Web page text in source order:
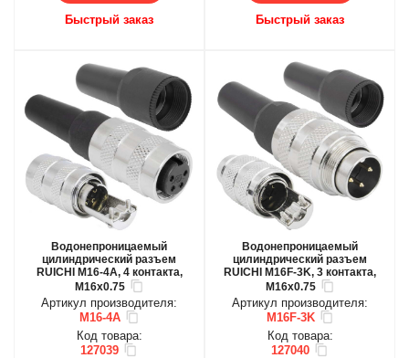
Быстрый заказ Быстрый заказ
Водонепроницаемый
цилиндрический разъем
RUICHI M16-4A, 4 контакта,
M16x0.75
Артикул производителя:
M16-4A
Код товара:
127039
Водонепроницаемый
цилиндрический разъем
RUICHI M16F-3K, 3 контакта,
M16x0.75
Артикул производителя:
M16F-3K
Код товара:
127040